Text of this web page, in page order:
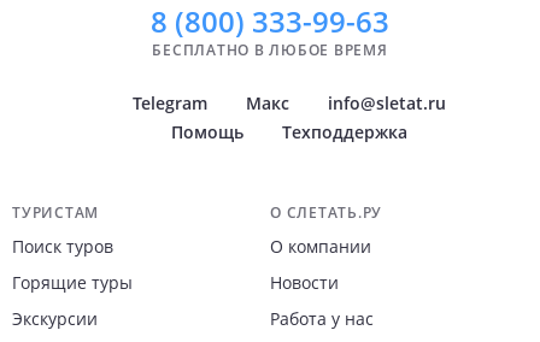
8 (800) 333-99-63
БЕСПЛАТНО В ЛЮБОЕ ВРЕМЯ
Telegram Макс
info@sletat.ru
Помощь
Техподдержка
Навигация по сайту
ТУРИСТАМ
Поиск туров
Горящие туры
Экскурсии
О СЛЕТАТЬ.РУ
О компании
Новости
Работа у нас